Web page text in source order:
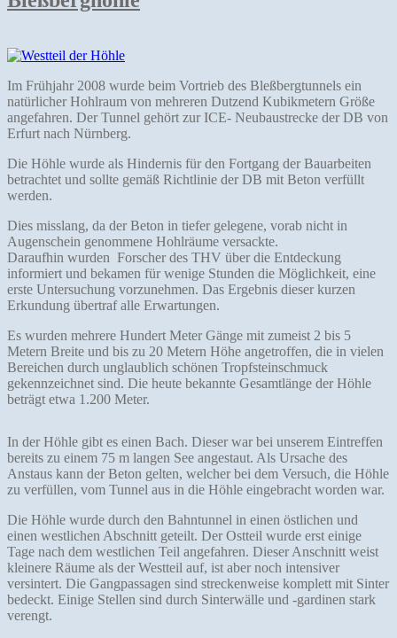
Im Frühjahr 2008 wurde beim Vortrieb des Bleßbergtunnels ein
natürlicher Hohlraum von mehreren Dutzend Kubikmetern Größe
angefahren. Der Tunnel gehört zur ICE- Neubaustrecke der DB von
Erfurt nach Nürnberg.
Die Höhle wurde als Hindernis für den Fortgang der Bauarbeiten
betrachtet und sollte gemäß Richtlinie der DB mit Beton verfüllt
werden.
Dies misslang, da der Beton in tiefer gelegene, vorab nicht in
Augenschein genommene Hohlräume versackte.
Daraufhin wurden Forscher des THV über die Entdeckung
informiert und bekamen für wenige Stunden die Möglichkeit, eine
erste Untersuchung vorzunehmen. Das Ergebnis dieser kurzen
Erkundung übertraf alle Erwartungen.
Es wurden mehrere Hundert Meter Gänge mit zumeist 2 bis 5
Metern Breite und bis zu 20 Metern Höhe angetroffen, die in vielen
Bereichen durch unglaublich schönen Tropfsteinschmuck
gekennzeichnet sind. Die heute bekannte Gesamtlänge der Höhle
beträgt etwa 1.200 Meter.
In der Höhle gibt es einen Bach. Dieser war bei unserem Eintreffen
bereits zu einem 75 m langen See angestaut. Als Ursache des
Anstaus kann der Beton gelten, welcher bei dem Versuch, die Höhle
zu verfüllen, vom Tunnel aus in die Höhle eingebracht worden war.
Die Höhle wurde durch den Bahntunnel in einen östlichen und
einen westlichen Abschnitt geteilt. Der Ostteil wurde erst einige
Tage nach dem westlichen Teil angefahren. Dieser Anschnitt weist
kleinere Räume als der Westteil auf, ist aber noch intensiver
versintert. Die Gangpassagen sind streckenweise komplett mit Sinter
bedeckt. Einige Stellen sind durch Sinterwälle und -gardinen stark
verengt.